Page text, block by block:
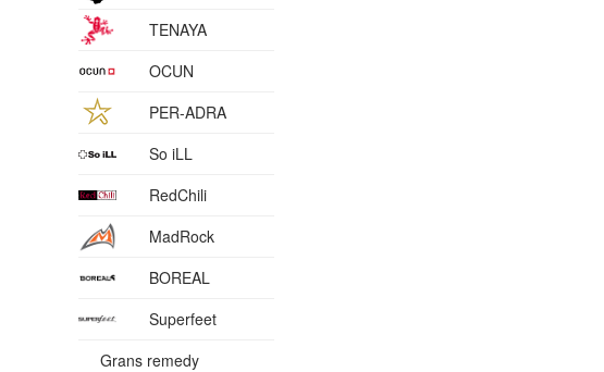
TENAYA
OCUN
PER-ADRA
So iLL
RedChili
MadRock
BOREAL
Superfeet
Grans remedy